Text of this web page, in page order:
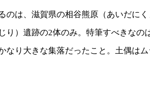
のは、滋賀県の相谷熊原（あいだに
り）遺跡の2体のみ。特筆すべきなの
なり大きな集落だったこと。土偶は